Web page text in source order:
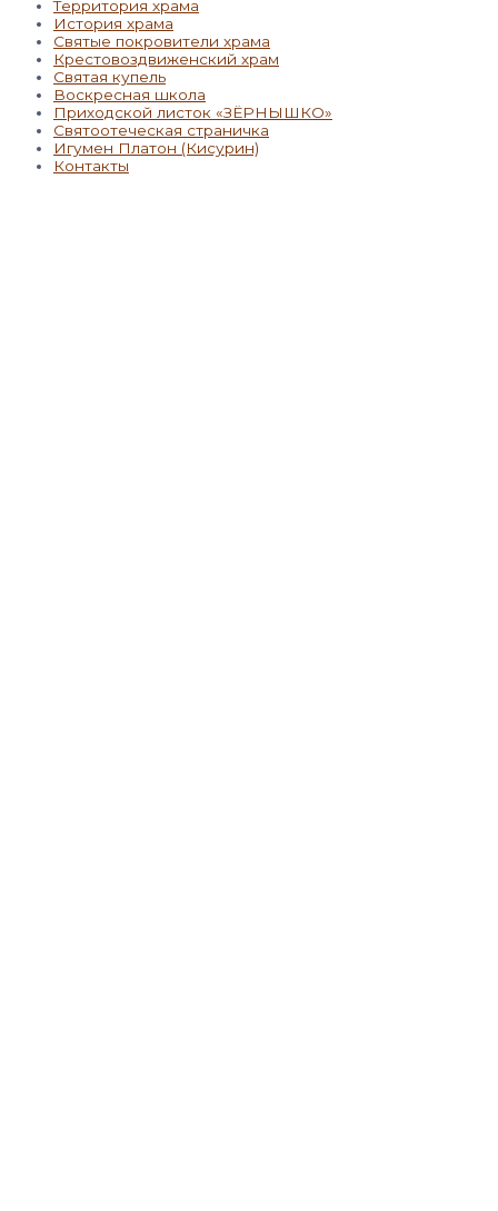
Территория храма
История храма
Святые покровители храма
Крестовоздвиженский храм
Святая купель
Воскресная школа
Приходской листок «ЗЁРНЫШКО»
Святоотеческая страничка
Игумен Платон (Кисурин)
Контакты